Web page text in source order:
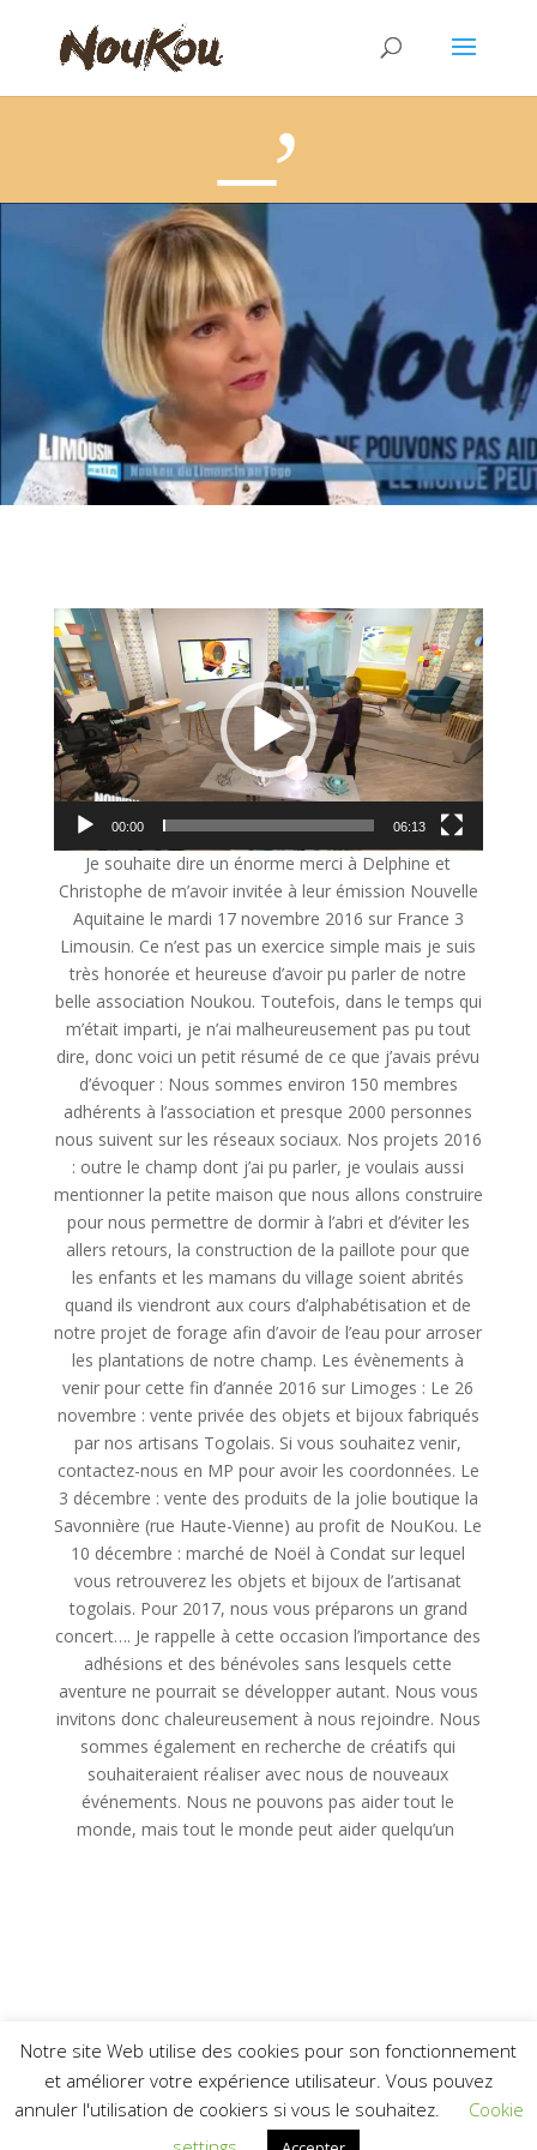
Novembre 2016 – Karine Benoit présidente de NouKou invitée de l’émission Nouvelle Aquitaine matin du 15 novembre
Lecteur
vidéo
00:00 06:13
Je souhaite dire un énorme merci à Delphine et
Christophe de m’avoir invitée à leur émission Nouvelle
Aquitaine le mardi 17 novembre 2016 sur France 3
Limousin. Ce n’est pas un exercice simple mais je suis
très honorée et heureuse d’avoir pu parler de notre
belle association Noukou. Toutefois, dans le temps qui
m’était imparti, je n’ai malheureusement pas pu tout
dire, donc voici un petit résumé de ce que j’avais prévu
d’évoquer : Nous sommes environ 150 membres
adhérents à l’association et presque 2000 personnes
nous suivent sur les réseaux sociaux. Nos projets 2016
: outre le champ dont j’ai pu parler, je voulais aussi
mentionner la petite maison que nous allons construire
pour nous permettre de dormir à l’abri et d’éviter les
allers retours, la construction de la paillote pour que
les enfants et les mamans du village soient abrités
quand ils viendront aux cours d’alphabétisation et de
notre projet de forage afin d’avoir de l’eau pour arroser
les plantations de notre champ. Les évènements à
venir pour cette fin d’année 2016 sur Limoges : Le 26
novembre : vente privée des objets et bijoux fabriqués
par nos artisans Togolais. Si vous souhaitez venir,
contactez-nous en MP pour avoir les coordonnées. Le
3 décembre : vente des produits de la jolie boutique la
Savonnière (rue Haute-Vienne) au profit de NouKou. Le
10 décembre : marché de Noël à Condat sur lequel
vous retrouverez les objets et bijoux de l’artisanat
togolais. Pour 2017, nous vous préparons un grand
concert…. Je rappelle à cette occasion l’importance des
adhésions et des bénévoles sans lesquels cette
aventure ne pourrait se développer autant. Nous vous
invitons donc chaleureusement à nous rejoindre. Nous
sommes également en recherche de créatifs qui
souhaiteraient réaliser avec nous de nouveaux
événements. Nous ne pouvons pas aider tout le
monde, mais tout le monde peut aider quelqu’un
Elegant Themes| Propulsé par
Notre site Web utilise des cookies pour son fonctionnement
et améliorer votre expérience utilisateur. Vous pouvez
annuler l'utilisation de cookiers si vous le souhaitez.
Cookie